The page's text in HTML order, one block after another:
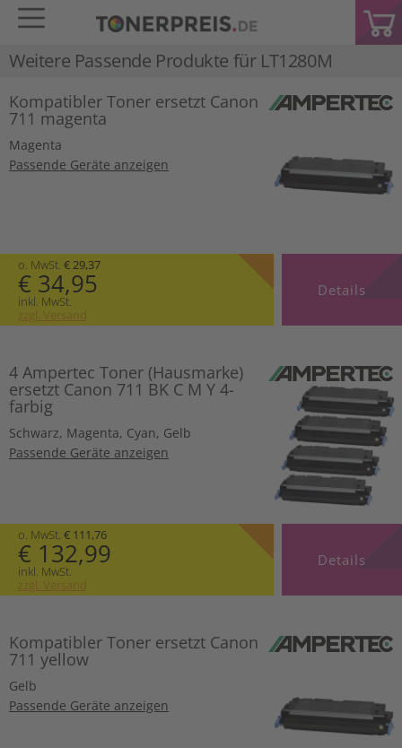
Weitere Passende Produkte für LT1280M
Kompatibler Toner ersetzt Canon
711 magenta
Magenta
Passende Geräte anzeigen
o. MwSt. € 29,37
€ 34,95
inkl. MwSt.
zzgl. Versand
Details
4 Ampertec Toner (Hausmarke)
ersetzt Canon 711 BK C M Y 4-
farbig
Schwarz, Magenta, Cyan, Gelb
Passende Geräte anzeigen
o. MwSt. € 111,76
€ 132,99
inkl. MwSt.
zzgl. Versand
Details
Kompatibler Toner ersetzt Canon
711 yellow
Gelb
Passende Geräte anzeigen